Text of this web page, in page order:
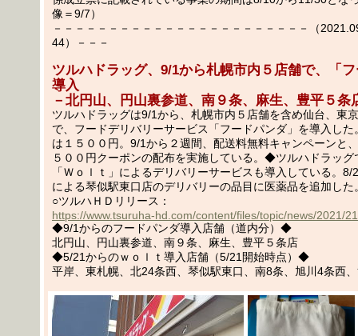
像＝9/7）
－－－－－－－－－－－－－－－－－－－－－－－（
44）－－－
ツルハドラッグ、9/1から札幌市内５店舗で、「
導入
－北円山、円山裏参道、南９条、麻生、豊平５条
ツルハドラッグは9/1から、札幌市内５店舗を含め仙台、東
で、フードデリバリーサービス「フードパンダ」を導入した
は１５００円。9/1から２週間、配送料無料キャンペーンと
５００円クーポンの配布を実施している。◆ツルハドラッグ
「Ｗｏｌｔ」によるデリバリーサービスも導入している。8/
による琴似駅東口店のデリバリーの品目に医薬品を追加した
○ツルハＨＤリリース：
https://www.tsuruha-hd.com/content/files/topic/news/2021/
◆9/1からのフードパンダ導入店舗（道内分）◆
北円山、円山裏参道、南９条、麻生、豊平５条店
◆5/21からのｗｏｌｔ導入店舗（5/21開始時点）◆
平岸、東札幌、北24条西、琴似駅東口、南8条、旭川4条西